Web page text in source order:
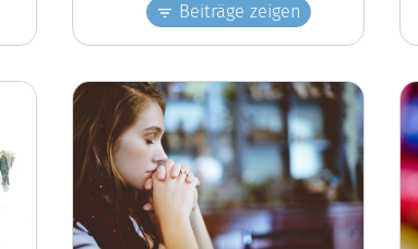
Beiträge zeigen